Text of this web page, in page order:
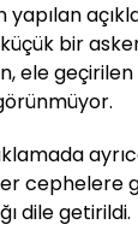
bir
ele
cephelere
dile getirildi.